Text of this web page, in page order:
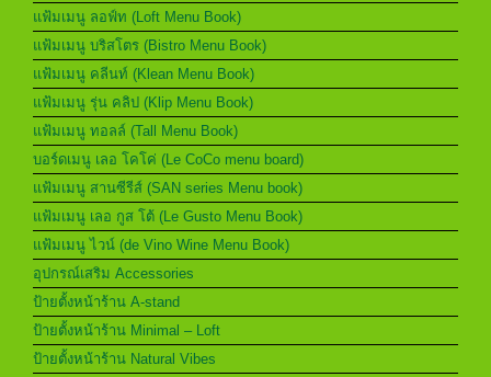
แฟ้มเมนู ลอฟ์ท (Loft Menu Book)
แฟ้มเมนู บริสโตร (Bistro Menu Book)
แฟ้มเมนู คลีนท์ (Klean Menu Book)
แฟ้มเมนู รุ่น คลิป (Klip Menu Book)
แฟ้มเมนู ทอลล์ (Tall Menu Book)
บอร์ดเมนู เลอ โคโค่ (Le CoCo menu board)
แฟ้มเมนู สานซีรีส์ (SAN series Menu book)
แฟ้มเมนู เลอ กูส โต้ (Le Gusto Menu Book)
แฟ้มเมนู ไวน์ (de Vino Wine Menu Book)
อุปกรณ์เสริม Accessories
ป้ายตั้งหน้าร้าน A-stand
ป้ายตั้งหน้าร้าน Minimal – Loft
ป้ายตั้งหน้าร้าน Natural Vibes